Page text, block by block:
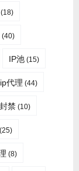
(18)
(40)
IP池 (15)
ip代理 (44)
禁 (10)
(25)
(8)